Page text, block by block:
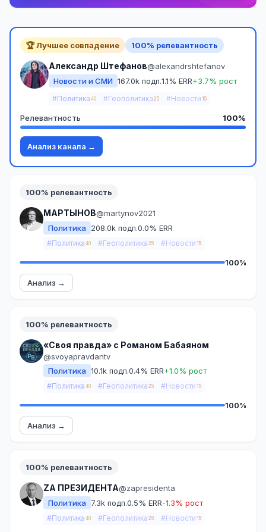
🏆 Лучшее совпадение 100% релевантность
Александр Штефанов@alexandrshtefanov
Новости и СМИ 167.0k подп.1.1% ERR+3.7% рост
#Политика 40 #Геополитика 25 #Новости 15
Релевантность 100%
Анализ канала →
100% релевантность
МАРТЫНОВ@martynov2021
Политика
208.0k подп.0.0% ERR
#Политика 40 #Геополитика 25 #Новости 15
100%
Анализ →
100% релевантность
«Своя правда» с Романом Бабаяном
@svoyapravdantv
Политика 10.1k подп.0.4% ERR+1.0% рост
#Политика 40 #Геополитика 25 #Новости 15
100%
Анализ →
100% релевантность
ZA ПРЕЗИДЕНТА@zapresidenta
Политика
7.3k подп.0.5% ERR-1.3% рост
#Политика 40 #Геополитика 25 #Новости 15